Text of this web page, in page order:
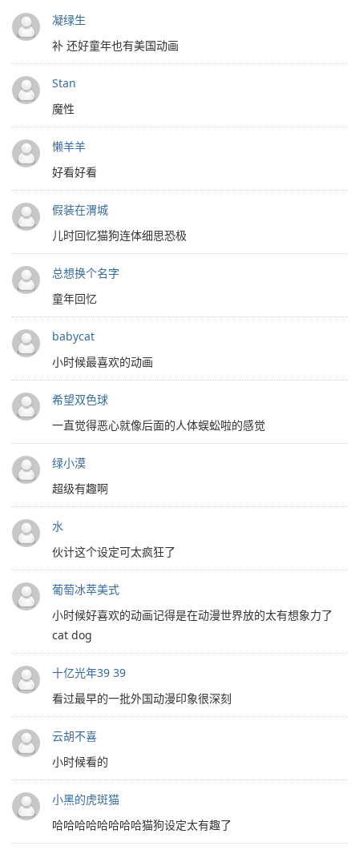
凝绿生
补 还好童年也有美国动画
Stan
魔性
懒羊羊
好看好看
假装在渭城
儿时回忆猫狗连体细思恐极
总想换个名字
童年回忆
babycat
小时候最喜欢的动画
希望双色球
一直觉得恶心就像后面的人体蜈蚣啦的感觉
绿小漠
超级有趣啊
水
伙计这个设定可太疯狂了
葡萄冰萃美式
小时候好喜欢的动画记得是在动漫世界放的太有想象力了
cat dog
十亿光年39 39
看过最早的一批外国动漫印象很深刻
云胡不喜
小时候看的
小黑的虎斑猫
哈哈哈哈哈哈哈哈猫狗设定太有趣了